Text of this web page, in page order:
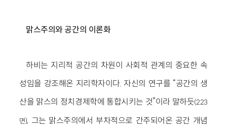
맑스주의와 공간의 이론화
하비는 지리적 공간의 차원이 사회적 관계의 중요한 속
성임을 강조해온 지리학자이다. 자신의 연구를 “공간의 생
산을 맑스의 정치경제학에 통합시키는 것”이라 말하듯(223
면), 그는 맑스주의에서 부차적으로 간주되어온 공간 개념